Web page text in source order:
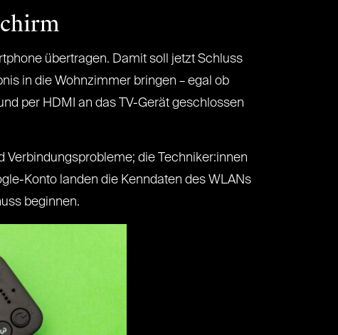
übertragen. Damit soll jetzt Schluss
in die Wohnzimmer bringen – egal ob
per HDMI an das TV-Gerät geschlossen
Verbindungsprobleme; die Techniker:innen
Konto landen die Kenndaten des WLANs
beginnen.